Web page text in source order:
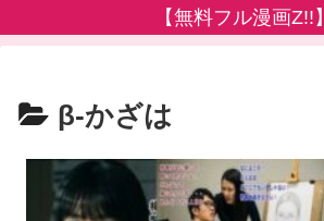
【無料フル漫画Z!!】
β-かざは